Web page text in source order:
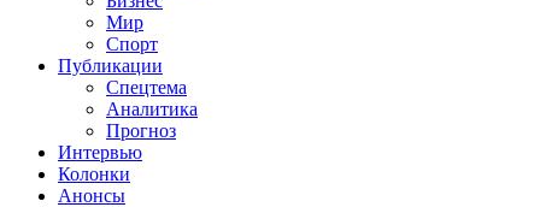
Мир
Спорт
Публикации
Спецтема
Аналитика
Прогноз
Интервью
Колонки
Анонсы